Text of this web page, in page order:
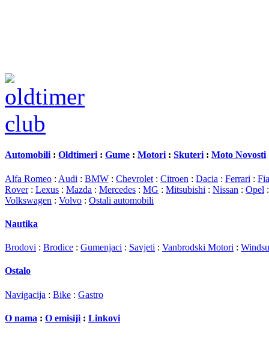
Automobili : Oldtimeri : Gume : Motori : Skuteri : Moto Novosti
Alfa Romeo : Audi : BMW : Chevrolet : Citroen : Dacia : Ferrari :
Rover: Lexus : Mazda : Mercedes : MG : Mitsubishi : Nissan : Opel
Volkswagen : Volvo : Ostali automobili
Nautika
Brodovi : Brodice : Gumenjaci : Savjeti : Vanbrodski Motori :
Ostalo
Navigacija : Bike : Gastro
O nama : O emisiji : Linkovi